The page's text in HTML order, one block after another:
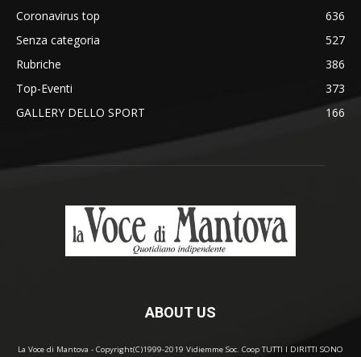
Coronavirus top
636
Senza categoria
527
Rubriche
386
Top-Eventi
373
GALLERY DELLO SPORT
166
ABOUT US
La Voce di Mantova - Copyright(C)1999-2019 Vidiemme Soc. Coop TUTTI I DIRITTI SONO